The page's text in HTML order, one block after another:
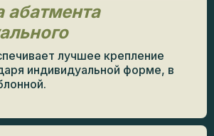
абатмента
лучшее крепление
индивидуальной форме, в